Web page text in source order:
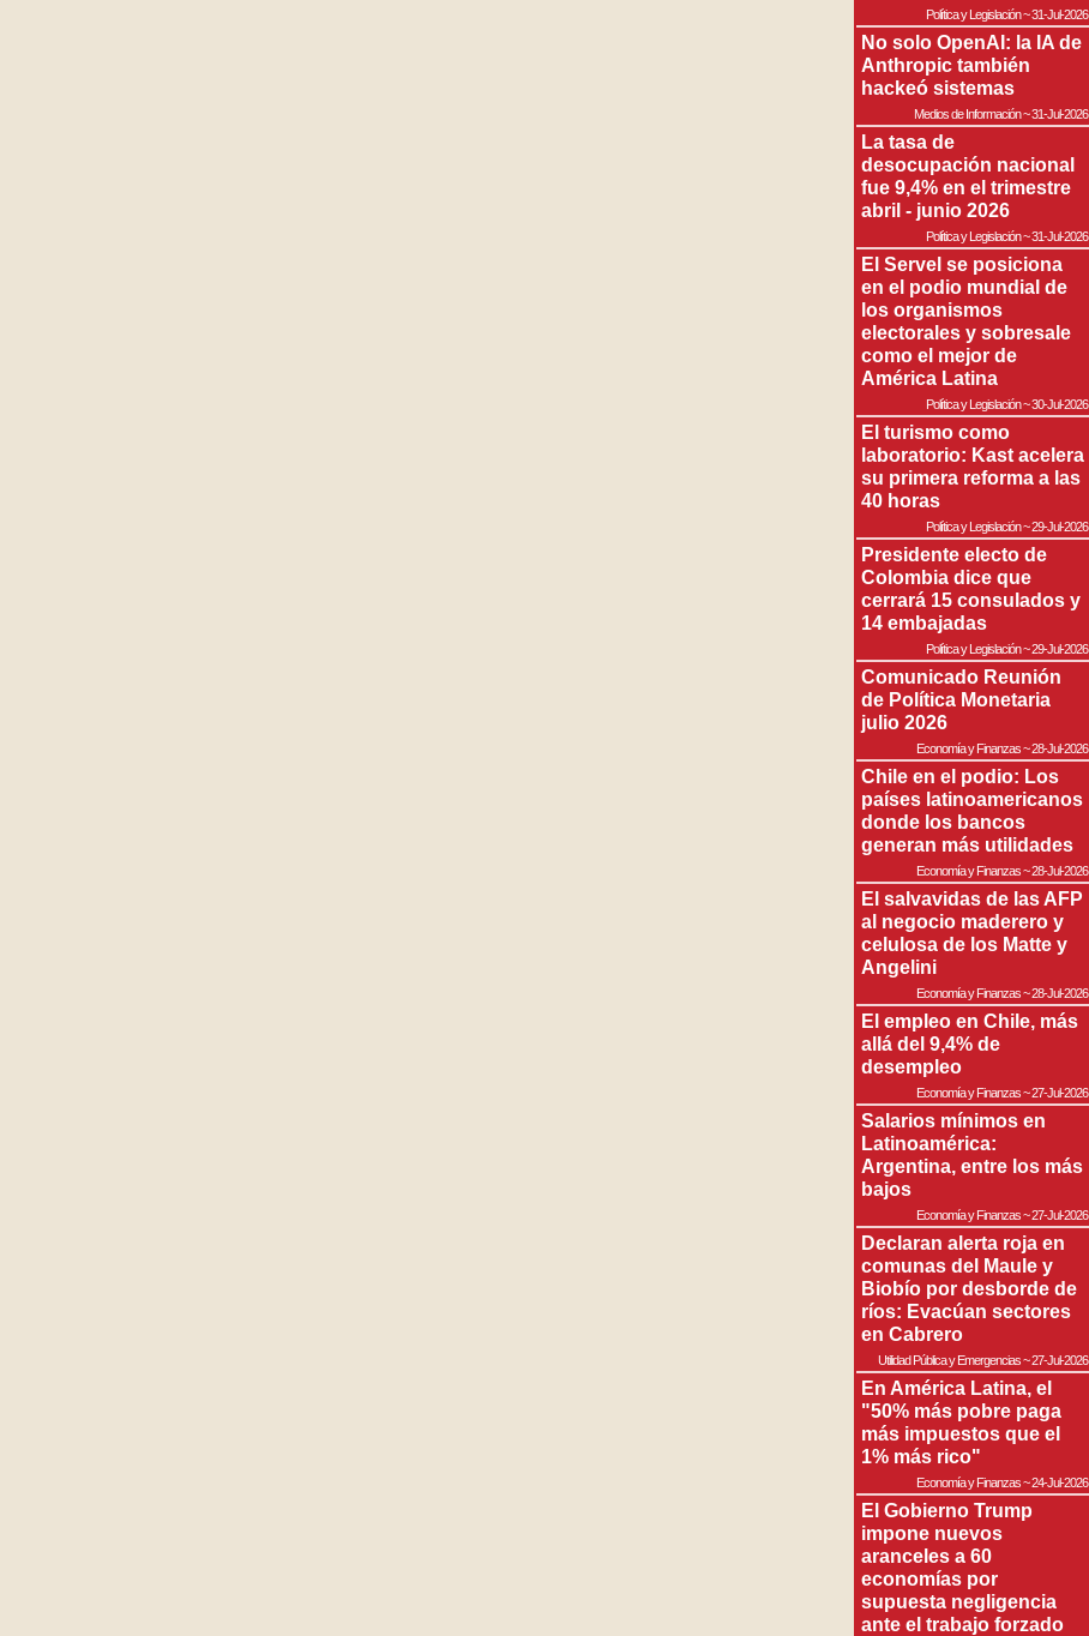
Política y Legislación~31-Jul-2026
No solo OpenAI: la IA de
Anthropic también
hackeó sistemas
Medios de Información~31-Jul-2026
La tasa de
desocupación nacional
fue 9,4% en el trimestre
abril - junio 2026
Política y Legislación~31-Jul-2026
El Servel se posiciona
en el podio mundial de
los organismos
electorales y sobresale
como el mejor de
América Latina
Política y Legislación~30-Jul-2026
El turismo como
laboratorio: Kast acelera
su primera reforma a las
40 horas
Política y Legislación~29-Jul-2026
Presidente electo de
Colombia dice que
cerrará 15 consulados y
14 embajadas
Política y Legislación~29-Jul-2026
Comunicado Reunión
de Política Monetaria
julio 2026
Economía y Finanzas~28-Jul-2026
Chile en el podio: Los
países latinoamericanos
donde los bancos
generan más utilidades
Economía y Finanzas~28-Jul-2026
El salvavidas de las AFP
al negocio maderero y
celulosa de los Matte y
Angelini
Economía y Finanzas~28-Jul-2026
El empleo en Chile, más
allá del 9,4% de
desempleo
Economía y Finanzas~27-Jul-2026
Salarios mínimos en
Latinoamérica:
Argentina, entre los más
bajos
Economía y Finanzas~27-Jul-2026
Declaran alerta roja en
comunas del Maule y
Biobío por desborde de
ríos: Evacúan sectores
en Cabrero
Utilidad Pública y Emergencias~27-Jul-2026
En América Latina, el
"50% más pobre paga
más impuestos que el
1% más rico"
Economía y Finanzas~24-Jul-2026
El Gobierno Trump
impone nuevos
aranceles a 60
economías por
supuesta negligencia
ante el trabajo forzado